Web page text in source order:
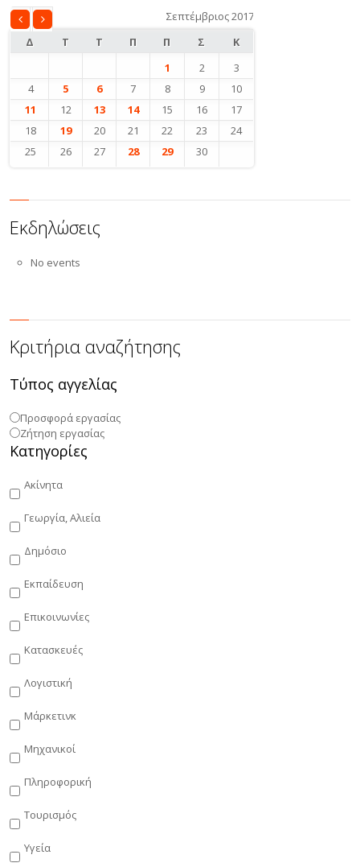
Σεπτέμβριος 2017
Δ
Τ Τ Π Π Σ Κ
Αυγ
»
1 2
3
4
5 6 7 8 9
10
11
12 13 14 15 16
17
18
19 20 21 22 23
24
25
26 27 28 29 30
Εκδηλώσεις
No events
Κριτήρια αναζήτησης
Τύπος αγγελίας
Προσφορά εργασίας
Ζήτηση εργασίας
Κατηγορίες
Ακίνητα
Γεωργία, Αλιεία
Δημόσιο
Εκπαίδευση
Επικοινωνίες
Κατασκευές
Λογιστική
Μάρκετινκ
Μηχανικοί
Πληροφορική
Τουρισμός
Υγεία